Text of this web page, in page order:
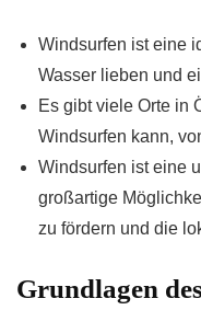
Windsurfen ist eine
Wasser lieben und
Es gibt viele Orte in
Windsurfen kann,
Windsurfen ist eine
großartige
zu fördern und die
Grundlagen